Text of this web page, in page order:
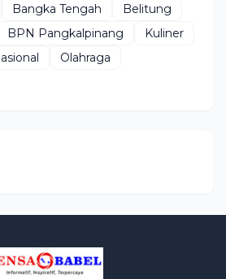
Bangka Tengah
Belitung
BPN Pangkalpinang
Kuliner
Olahraga